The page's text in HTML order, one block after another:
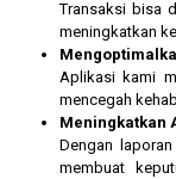
Transaksi bisa
meningkatkan
Aplikasi kami
mencegah
Meningkatkan
Dengan
membuat